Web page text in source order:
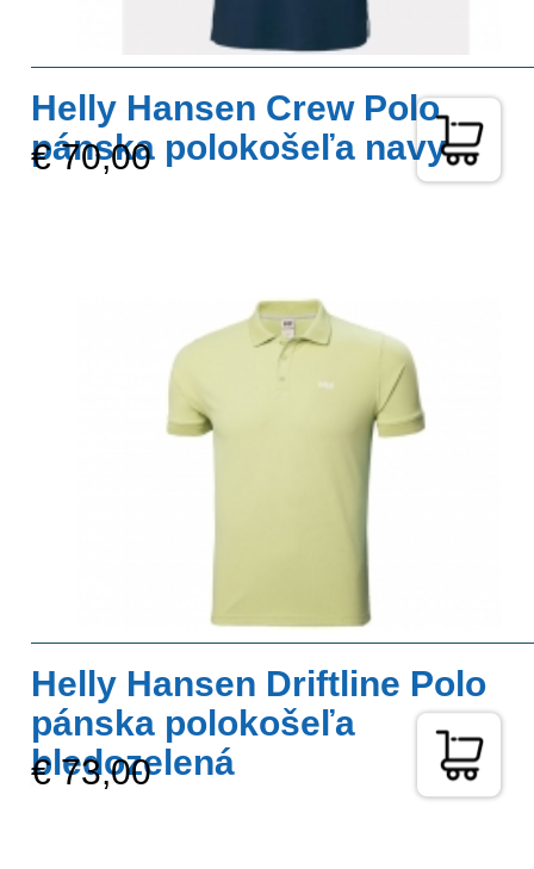
Helly Hansen Crew Polo
pánska polokošeľa navy
€ 70,00
Helly Hansen Driftline Polo
pánska polokošeľa
bledozelená
€ 73,00